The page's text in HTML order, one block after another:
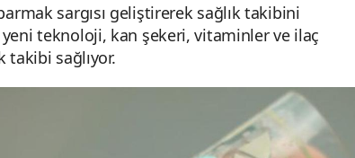
sargısı geliştirerek sağlık takibini
yeni teknoloji, kan şekeri, vitaminler ve ilaç
takibi sağlıyor.